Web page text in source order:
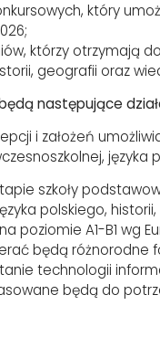
który
którzy otrzymają
geografii oraz
następujące
i założeń
języka
szkoły
polskiego,
poziomie A1-B1 wg
będą różnorodne
technologii
będą do